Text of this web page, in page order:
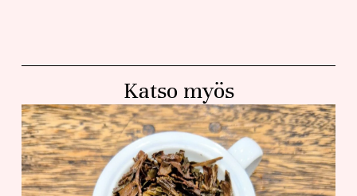
Katso myös